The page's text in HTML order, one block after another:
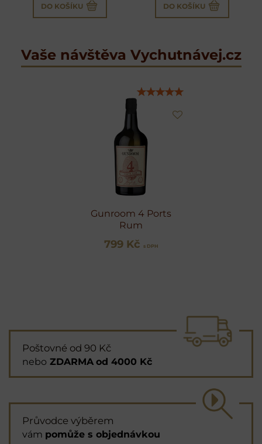
DO KOŠÍKU DO KOŠÍKU
Vaše návštěva Vychutnávej.cz
Gunroom 4 Ports
Rum
799 Kč s DPH
Poštovné od 90 Kč
nebo ZDARMA od 4000 Kč
Průvodce výběrem
vám pomůže s objednávkou